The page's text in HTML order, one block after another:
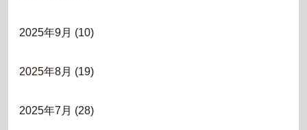
2025年9月 (10)
2025年8月 (19)
2025年7月 (28)